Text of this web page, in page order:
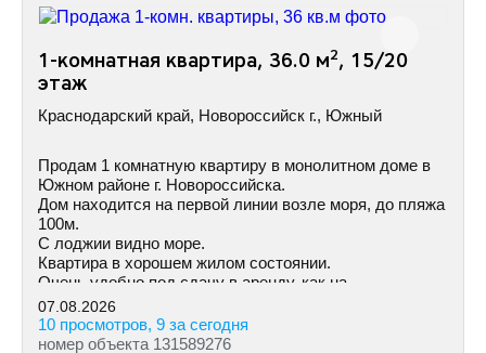
1-комнатная квартира, 36.0 м2, 15/20
этаж
Краснодарский край, Новороссийск г., Южный
Продам 1 комнатную квартиру в монолитном доме в
Южном районе г. Новороссийска.
Дом находится на первой линии возле моря, до пляжа
100м.
С лоджии видно море.
Квартира в хорошем жилом состоянии.
Очень удобно под сдачу в аренду, как на
долгосрочную так и посуточно.
07.08.2026
10 просмотров, 9 за сегодня
номер объекта 131589276